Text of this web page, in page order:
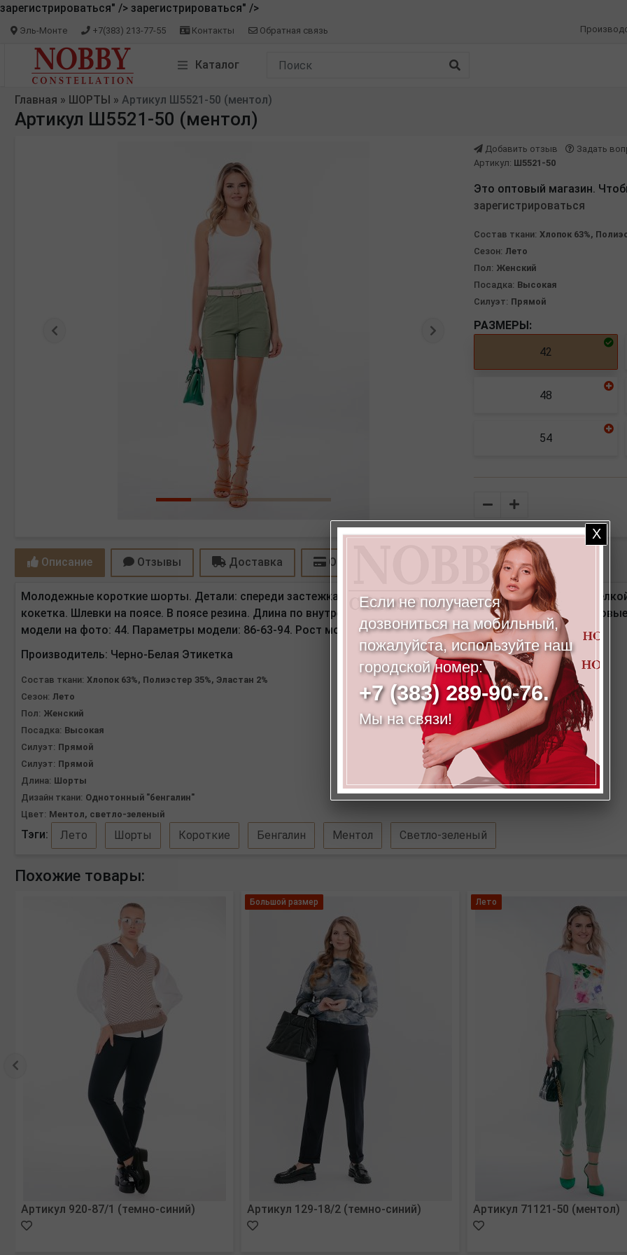
зарегистрироваться" /> зарегистрироваться" />
Эль-Монте +7(383) 213-77-55 Контакты Обратная связь
Каталог
Главная » ШОРТЫ » Артикул Ш5521-50 (ментол)
Артикул Ш5521-50 (ментол)
Предыдущая Следующая
Добавить отзыв
Задать
Артикул: Ш5521-50
Это оптовый магазин.
зарегистрироваться
Состав ткани: Хлопок 63%,
Сезон: Лето
Пол: Женский
Посадка: Высокая
Силуэт: Прямой
РАЗМЕРЫ:
42
48
54
Количество
Описание Отзывы Доставка Оплата
Молодежные короткие шорты. Детали: спереди застежка на молнию и пуговицу, боковые карманы с
кокетка. Шлевки на поясе. В поясе резина. Длина по внутреннему шву - 15 см. Ширина низа - 26,5 см.
модели на фото: 44. Параметры модели: 86-63-94. Рост модели на фото: 173 см.
Производитель: Черно-Белая Этикетка
Состав ткани: Хлопок 63%, Полиэстер 35%, Эластан 2%
Сезон: Лето
Пол: Женский
Посадка: Высокая
Силуэт: Прямой
Силуэт: Прямой
Длина: Шорты
Дизайн ткани: Однотонный "бенгалин"
Цвет: Ментол, светло-зеленый
Тэги: Лето Шорты Короткие Бенгалин Ментол Светло-зеленый
Похожие товары:
Артикул 920-87/1 (темно-синий)
Большой размер
Артикул 129-18/2 (темно-синий)
Лето
Артикул 71121-50 (ментол)
Если не получается
дозвониться на мобильный,
пожалуйста, используйте наш
городской номер:
+7 (383) 289-90-76.
Мы на связи!